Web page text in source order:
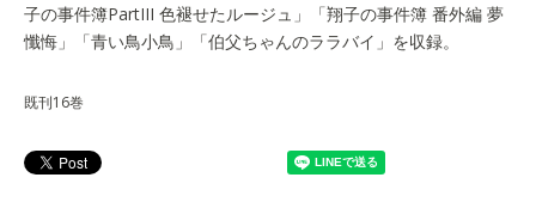
子の事件簿PartIII 色褪せたルージュ」「翔子の事件簿 番外編 夢
懺悔」「青い鳥小鳥」「伯父ちゃんのララバイ」を収録。
既刊16巻